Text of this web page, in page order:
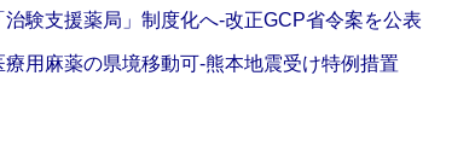
治験支援薬局」制度化へ‐改正GCP省令案を公表
療用麻薬の県境移動可‐熊本地震受け特例措置